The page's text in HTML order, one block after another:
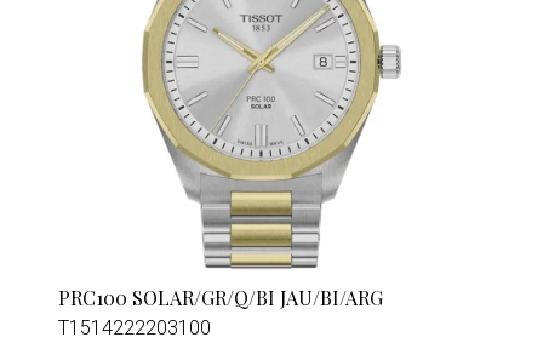
PRC100 SOLAR/GR/Q/BI JAU/BI/ARG
T1514222203100